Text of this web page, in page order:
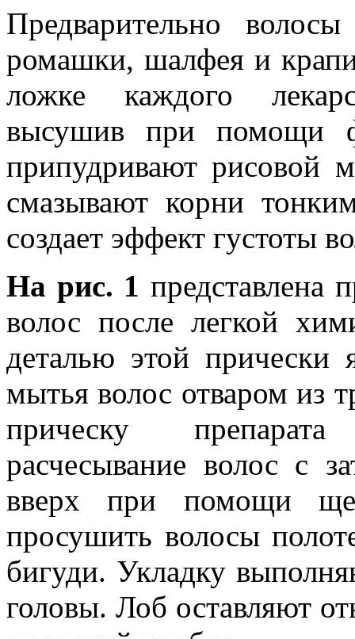
Предварительно
ромашки, шалфея и
ложке каждого
высушив при помощи
припудривают рисовой
смазывают корни
создает эффект густоты
На рис. 1 представлена
волос после легкой
деталью этой прически
мытья волос отваром из
прическу
расчесывание волос с
вверх при помощи
просушить волосы
бигуди. Укладку
головы. Лоб оставляют